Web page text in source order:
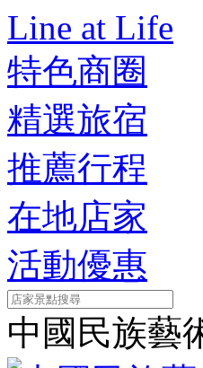
Line at Life
特色商圈
精選旅宿
推薦行程
在地店家
活動優惠
中國民族藝